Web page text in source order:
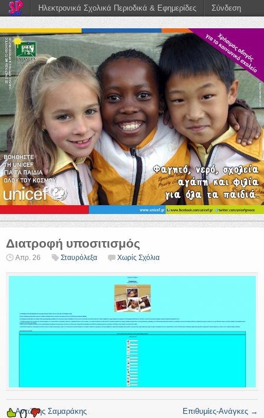
Διατροφή υποσιτισμός
Απρ. 26 Σταυρόλεξα Χωρίς Σχόλια
←Αντώνης Σαμαράκης Επιθυμίες-Ανάγκες →
0
Ηλεκτρονικά Σχολικά Περιοδικά & Εφημερίδες Σύνδεση